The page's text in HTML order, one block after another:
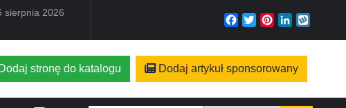
sierpnia 2026
Facebook
TwitterPinterest
LinkedIn
Dodaj stronę do katalogu Dodaj artykuł sponsorowany